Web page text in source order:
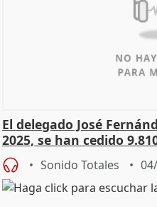
El delegado José
2025, se han cedido
Sonido Totales